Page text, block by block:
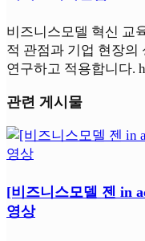
비즈니스모델 혁신 교
적 관점과 기업 현장의
연구하고 적용합니다.
관련 게시물
[비즈니스모델 젠 in
영상